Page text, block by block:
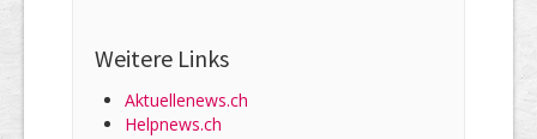
Weitere Links
Aktuellenews.ch
Helpnews.ch